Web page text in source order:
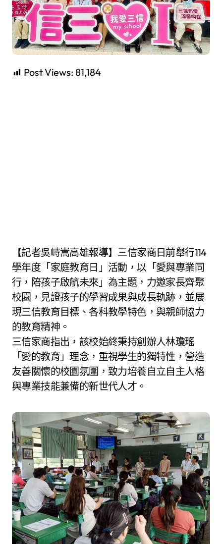
Post Views: 81,184
【記者吳峙嵩高雄報導】三信家商日前舉行114
學年度「家庭教育日」活動，以「愛與專業同
行，陪孩子啟航未來」為主題，力邀家長齊聚
校園，見證孩子的學習成果與成長軌跡，並展
現三信教育目標、各科教學特色，與親師協力
的教育精神。
三信家商指出，該校始終秉持創辦人林瓊瑤
「愛的教育」理念，重視學生的獨特性，營造
友善關懷的校園氛圍，致力培養自立自主人格
與專業技能兼備的新世代人才。